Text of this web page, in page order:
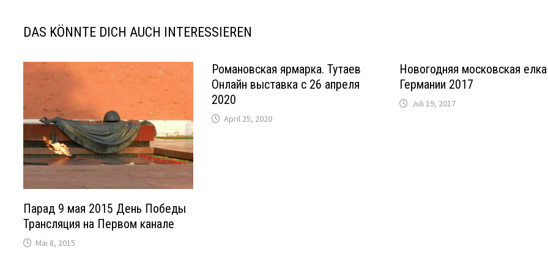
DAS KÖNNTE DICH AUCH INTERESSIEREN
Парад 9 мая 2015 День Победы
Трансляция на Первом канале
Mai 8, 2015
Романовская ярмарка. Тутаев
Онлайн выставка с 26 апреля
2020
April 25, 2020
Новогодняя московская
Германии 2017
Juli 19, 2017